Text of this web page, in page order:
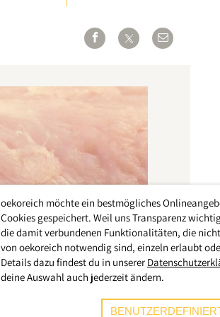
oekoreich möchte ein bestmögliches
Cookies gespeichert. Weil uns Transparenz
die damit verbundenen Funktionalitäten, die
von oekoreich notwendig sind, einzeln erlaubt
Details dazu findest du in unserer
deine Auswahl auch jederzeit ändern.